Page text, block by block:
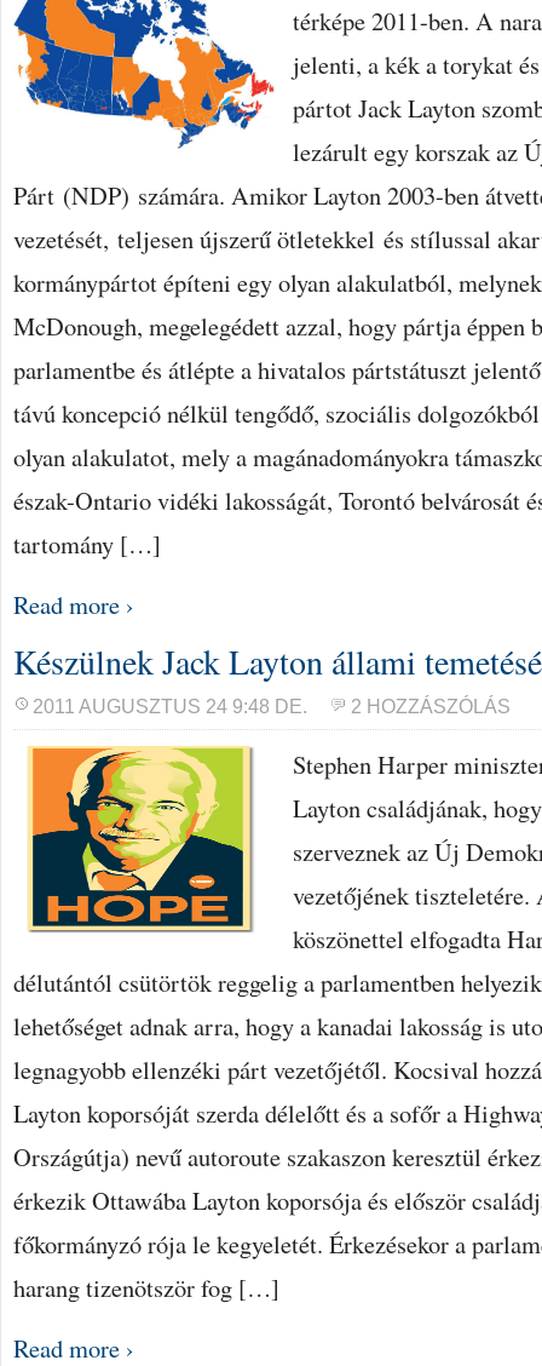
térképe 2011-ben. A
jelenti, a kék a torykat
pártot Jack Layton
lezárult egy korszak az
Párt (NDP) számára. Amikor Layton 2003-ben
vezetését, teljesen újszerű ötletekkel és stílussal
kormánypártot építeni egy olyan alakulatból,
McDonough, megelegédett azzal, hogy pártja éppen
parlamentbe és átlépte a hivatalos pártstátuszt
távú koncepció nélkül tengődő, szociális
olyan alakulatot, mely a magánadományokra
észak-Ontario vidéki lakosságát, Torontó belvárosát
tartomány […]
Read more ›
Készülnek Jack Layton állami
2011 AUGUSZTUS 24 9:48 DE. 2 HOZZÁSZÓLÁS
Stephen Harper
Layton családjának,
szerveznek az Új
vezetőjének tiszteletére.
köszönettel elfogadta
délutántól csütörtök reggelig a parlamentben
lehetőséget adnak arra, hogy a kanadai lakosság is
legnagyobb ellenzéki párt vezetőjétől. Kocsival
Layton koporsóját szerda délelőtt és a sofőr a
Országútja) nevű autoroute szakaszon keresztül
érkezik Ottawába Layton koporsója és először
főkormányzó rója le kegyeletét. Érkezésekor a
harang tizenötször fog […]
Read more ›